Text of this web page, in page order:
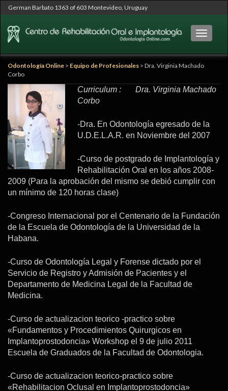
German Barbato 1363 of 603 Montevideo, Uruguay
Odontología Online > Equipo de Profesionales > Dra. Virginia Machado
Corbo
Curriculum : Dra. Virginia Machado
Corbo
-Dra. En Odontología egresado de la
U.D.E.L.A.R. en Noviembre del 2007
-Curso de postgrado de Implantología y
Rehabilitación Oral en los años 2008-
2009 (Para la aprobación del mismo se debió cumplir con
un mínimo de 120 horas clase)
-Congreso Internacional por el Centenario de la Fundación
de la Escuela de Odontología de la Universidad de la
Habana.
-Curso de Odontología Legal y Forense dictado por el
Servicio de Registro y Admisión de Pacientes y el
Departamento de Medicina Legal de la Facultad de
Medicina.
-Curso de actualizacion teorico -practico sobre
«Fundamentos y Procedimientos Quirurgicos en
Implantoprostodoncia» Workshop el 9 de julio 2011
Escuela de Graduados de la Facultad de Odontologia.
-Curso de actualizacion teorico-practico sobre
«Rehabilitacion Oclusal en Implantoprostodoncia»